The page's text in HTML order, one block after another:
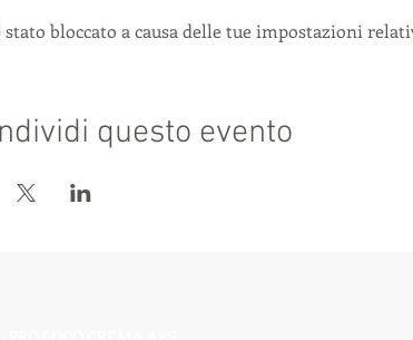
stato bloccato a causa delle tue impostazioni
questo evento